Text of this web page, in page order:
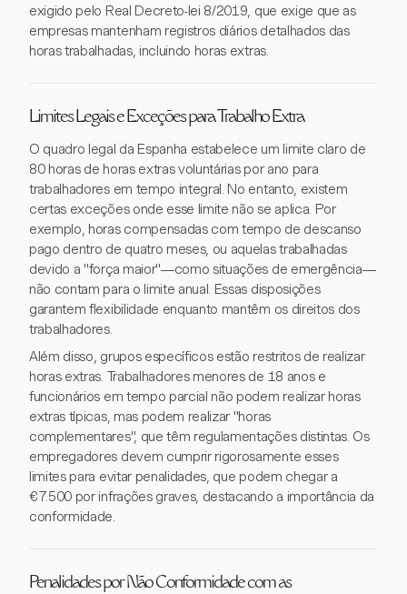
exigido pelo Real Decreto-lei 8/2019, que exige que as
empresas mantenham registros diários detalhados das
horas trabalhadas, incluindo horas extras.
Limites Legais e Exceções para Trabalho Extra
O quadro legal da Espanha estabelece um limite claro de
80 horas de horas extras voluntárias por ano para
trabalhadores em tempo integral. No entanto, existem
certas exceções onde esse limite não se aplica. Por
exemplo, horas compensadas com tempo de descanso
pago dentro de quatro meses, ou aquelas trabalhadas
devido a "força maior"—como situações de emergência—
não contam para o limite anual. Essas disposições
garantem flexibilidade enquanto mantêm os direitos dos
trabalhadores.
Além disso, grupos específicos estão restritos de realizar
horas extras. Trabalhadores menores de 18 anos e
funcionários em tempo parcial não podem realizar horas
extras típicas, mas podem realizar "horas
complementares", que têm regulamentações distintas. Os
empregadores devem cumprir rigorosamente esses
limites para evitar penalidades, que podem chegar a
€7.500 por infrações graves, destacando a importância da
conformidade.
Penalidades por Não Conformidade com as